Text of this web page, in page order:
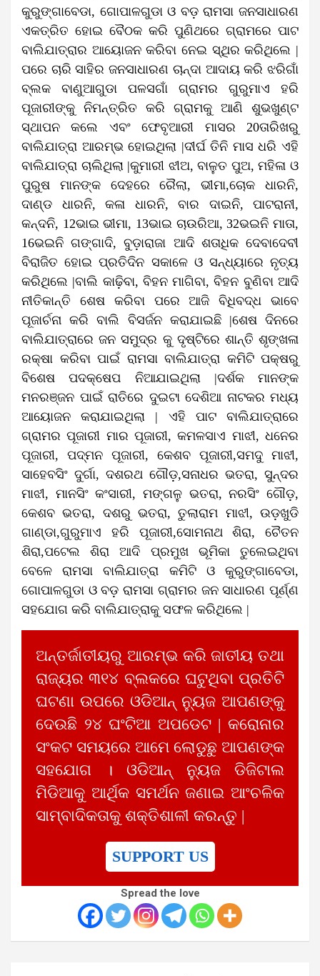
କୁରୁଙ୍ଗାବେଡା, ଗୋପାଳଗୁଡା ଓ ବଡ଼ ରାମସା ଜନସାଧାରଣ
ଏକତ୍ରିତ ହୋଇ ବୈଠକ କରି ପୁଣିଥରେ ଗ୍ରାମରେ ପାଟ
ବାଲିଯାତ୍ରାର ଆୟୋଜନ କରିବା ନେଇ ସ୍ଥିର କରିଥିଲେ |
ପରେ ଚାରି ସାହିର ଜନସାଧାରଣ ଚାନ୍ଦା ଆଦାୟ କରି ଝରିଗାଁ
ବ୍ଲକ ବାଣୁଆଗୁଡା ପଳସଗାଁ ଗ୍ରାମର ଗୁରୁମାଏ ହରି
ପୂଜାରୀଙ୍କୁ ନିମନ୍ତ୍ରିତ କରି ଗ୍ରାମକୁ ଆଣି ଶୁଭଖୁଣ୍ଟ
ସ୍ଥାପନ କଲେ ଏବଂ ଫେବୃଆରୀ ମାସର 20ତାରିଖରୁ
ବାଲିଯାତ୍ରା ଆରମ୍ଭ ହୋଇଥିଲା |ଦୀର୍ଘ ତିନି ମାସ ଧରି ଏହି
ବାଲିଯାତ୍ରା ଚାଲିଥିଲା |କୁମାରୀ ଝୀଅ, ବାଳୁତ ପୁଅ, ମହିଳା ଓ
ପୁରୁଷ ମାନଙ୍କ ଦେହରେ ରୈଲା, ଭୀମା,ଚୋକ ଧାରନି,
ଦାଣ୍ଡ ଧାରନି, କଳା ଧାରନି, ବାର ଦାଇନି, ପାଟରାନୀ,
କନ୍ଦନି, 12ଭାଇ ଭୀମା, 13ଭାଇ ଚାଉରିଆ, 32ଭଇନି ମାତା,
16ଭଇନି ଗଙ୍ଗାଦି, ବୁଡ଼ାରାଜା ଆଦି ଶତାଧିକ ଦେବାଦେବୀ
ବିରାଜିତ ହୋଇ ପ୍ରତିଦିନ ସକାଳେ ଓ ସନ୍ଧ୍ୟାରେ ନୃତ୍ୟ
କରିଥିଲେ |ବାଲି କାଢ଼ିବା, ବିହନ ମାଗିବା, ବିହନ ବୁଣିବା ଆଦି
ନୀତିକାନ୍ତି ଶେଷ କରିବା ପରେ ଆଜି ବିଧିବଦ୍ଧ ଭାବେ
ପୂଜାର୍ଚନା କରି ବାଲି ବିସର୍ଜନ କରାଯାଇଛି |ଶେଷ ଦିନରେ
ବାଲିଯାତ୍ରାରେ ଜନ ସମୁଦ୍ର କୁ ଦୃଷ୍ଟିରେ ଶାନ୍ତି ଶୃଙ୍ଖଳା
ରକ୍ଷା କରିବା ପାଇଁ ରାମସା ବାଲିଯାତ୍ରା କମିଟି ପକ୍ଷରୁ
ବିଶେଷ ପଦକ୍ଷେପ ନିଆଯାଇଥିଲା |ଦର୍ଶକ ମାନଙ୍କ
ମନରଞ୍ଜନ ପାଇଁ ରାତିରେ ଦୁଇଟା ଦେଶିଆ ନାଟକର ମଧ୍ୟ
ଆୟୋଜନ କରାଯାଇଥିଲା | ଏହି ପାଟ ବାଲିଯାତ୍ରାରେ
ଗ୍ରାମର ପୂଜାରୀ ମାର ପୂଜାରୀ, କମଳସାଏ ମାଝୀ, ଧନେର
ପୂଜାରୀ, ପଦ୍ମନ ପୂଜାରୀ, କେଶବ ପୂଜାରୀ,ସମଦୁ ମାଝୀ,
ସାହେବସିଂ ଦୁର୍ଗା, ଦଶରଥ ଗୌଡ଼,ସନାଧର ଭତରା, ସୁନ୍ଦର
ମାଝୀ, ମାନସିଂ କଂସାରୀ, ମଙ୍ଗଳୁ ଭତରା, ନରସିଂ ଗୌଡ଼,
କେଶବ ଭତରା, ଦଶରୁ ଭତରା, ତୁଲାରାମ ମାଝୀ, ଉଡ଼ଖୁଡି
ଗାଣ୍ଡା,ଗୁରୁମାଏ ହରି ପୂଜାରୀ,ସୋମନାଥ ଶିରା, ଚୈତନ
ଶିରା,ପଟେଲ ଶିରା ଆଦି ପ୍ରମୁଖ ଭୂମିକା ତୁଲେଇଥିବା
ବେଳେ ରାମସା ବାଲିଯାତ୍ରା କମିଟି ଓ କୁରୁଙ୍ଗାବେଡା,
ଗୋପାଳଗୁଡା ଓ ବଡ଼ ରାମସା ଗ୍ରାମର ଜନ ସାଧାରଣ ପୂର୍ଣ୍ଣ
ସହଯୋଗ କରି ବାଲିଯାତ୍ରାକୁ ସଫଳ କରିଥିଲେ |
ଅନ୍ତର୍ଜାତୀୟରୁ ଆରମ୍ଭ କରି ଜାତୀୟ ତଥା
ରାଜ୍ୟର ୩୧୪ ବ୍ଲକରେ ଘଟୁଥିବା ପ୍ରତିଟି
ଘଟଣା ଉପରେ ଓଡିଆନ୍ ନ୍ୟୁଜ ଆପଣଙ୍କୁ
ଦେଉଛି ୨୪ ଘଂଟିଆ ଅପଡେଟ | କରୋନାର
ସଂକଟ ସମୟରେ ଆମେ ଲୋଡୁଛୁ ଆପଣଙ୍କ
ସହଯୋଗ । ଓଡିଆନ୍ ନ୍ୟୁଜ ଡିଜିଟାଲ
ମିଡିଆକୁ ଆର୍ଥିକ ସମର୍ଥନ ଜଣାଇ ଆଂଚଳିକ
ସାମ୍ବାଦିକତାକୁ ଶକ୍ତିଶାଳୀ କରନ୍ତୁ |
SUPPORT US
Spread the love